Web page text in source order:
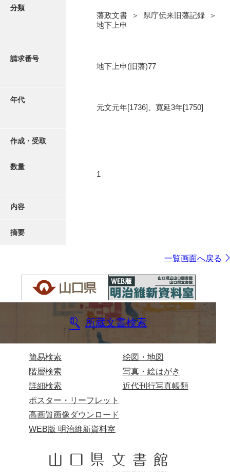
写真・絵はがき
分類
藩政文書 ＞ 県庁伝来旧藩記録 ＞
地下上申
請求番号
地下上申(旧藩)77
年代
元文元年[1736]、寛延3年[1750]
作成・受取
数量
1
内容
摘要
一覧画面へ戻る
所蔵文書検索
簡易検索
階層検索
詳細検索
絵図・地図
写真・絵はがき
近代刊行写真帳類
ポスター・リーフレット
高画質画像ダウンロード
WEB版 明治維新資料室